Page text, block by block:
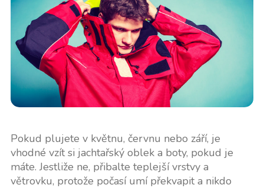
Pokud plujete v květnu, červnu nebo září, je
vhodné vzít si jachtařský oblek a boty, pokud je
máte. Jestliže ne, přibalte teplejší vrstvy a
větrovku, protože počasí umí překvapit a nikdo